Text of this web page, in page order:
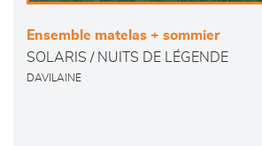
Ensemble matelas + sommier
SOLARIS / NUITS DE LÉGENDE
DAVILAINE